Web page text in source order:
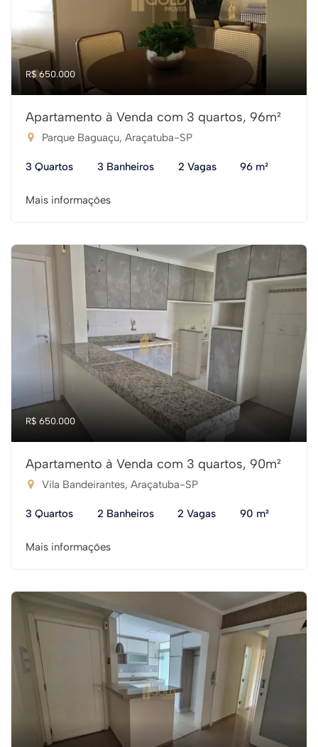
R$ 650.000
Apartamento à Venda com 3 quartos, 96m²
Parque Baguaçu, Araçatuba-SP
3 Quartos 3 Banheiros 2 Vagas 96 m²
Mais informações
R$ 650.000
Apartamento à Venda com 3 quartos, 90m²
Vila Bandeirantes, Araçatuba-SP
3 Quartos 2 Banheiros 2 Vagas 90 m²
Mais informações